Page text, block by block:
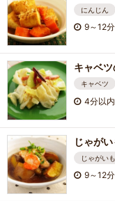
にんじん
9～12
キャベ
キャベツ
4分以内
じゃが
じゃがいも
9～12